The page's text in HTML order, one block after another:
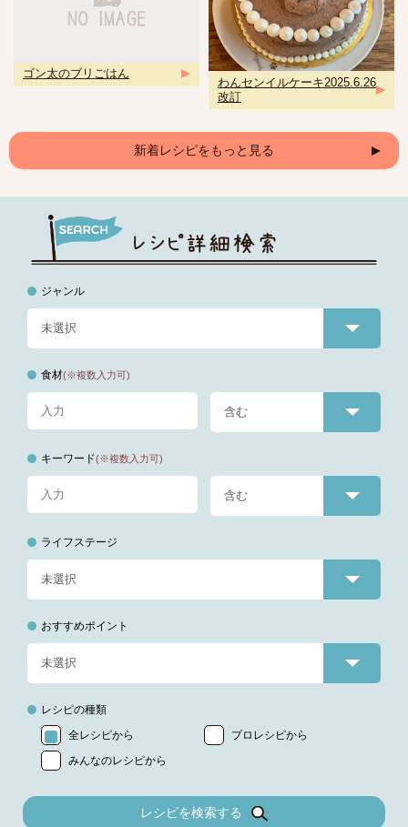
ゴン太のブリごはん
わんセンイルケーキ2025.6.26
改訂
新着レシピをもっと見る
ジャンル
食材(※複数入力可)
キーワード(※複数入力可)
ライフステージ
おすすめポイント
レシピの種類
全レシピから
プロレシピから
みんなのレシピから
レシピを検索する